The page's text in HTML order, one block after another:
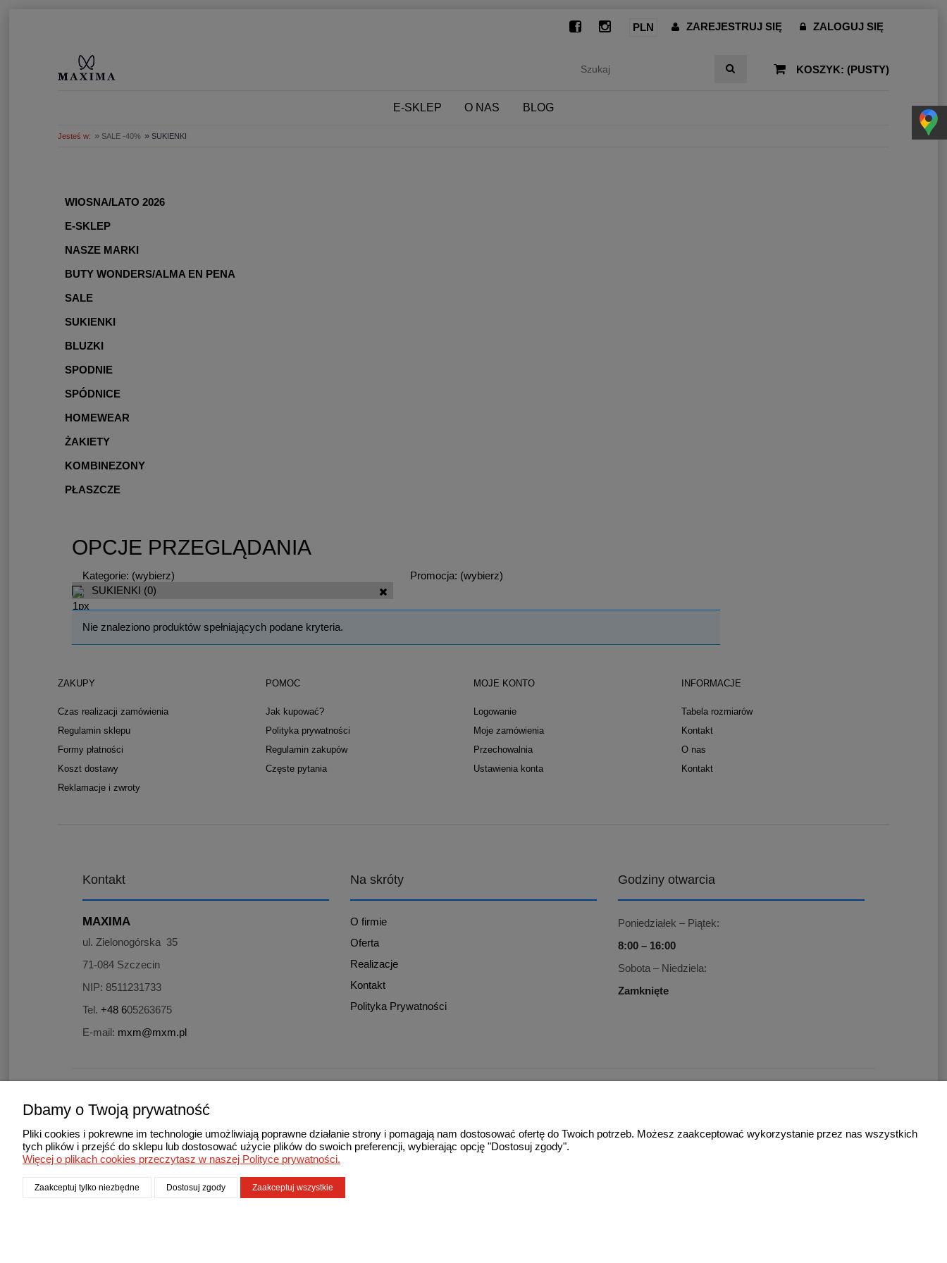
ZAREJESTRUJ SIĘ ZALOGUJ SIĘ
KOSZYK: (PUSTY)
E-SKLEP O NAS BLOG
Jesteś w: » SALE -40% » SUKIENKI
WIOSNA/LATO 2026
E-SKLEP
NASZE MARKI
BUTY WONDERS/ALMA EN PENA
SALE
SUKIENKI
BLUZKI
SPODNIE
SPÓDNICE
HOMEWEAR
ŻAKIETY
KOMBINEZONY
PŁASZCZE
OPCJE PRZEGLĄDANIA
Kategorie: (wybierz)
SUKIENKI (0)
Promocja: (wybierz)
Nie znaleziono produktów spełniających podane kryteria.
ZAKUPY
Czas realizacji zamówienia
Regulamin sklepu
Formy płatności
Koszt dostawy
Reklamacje i zwroty
POMOC
Jak kupować?
Polityka prywatności
Regulamin zakupów
Częste pytania
MOJE KONTO
Logowanie
Moje zamówienia
Przechowalnia
Ustawienia konta
INFORMACJE
Tabela rozmiarów
Kontakt
O nas
Kontakt
Kontakt
MAXIMA
ul. Zielonogórska 35
71-084 Szczecin
NIP: 8511231733
Tel. +48 605263675
E-mail: mxm@mxm.pl
Na skróty
O firmie
Oferta
Realizacje
Kontakt
Polityka Prywatności
Godziny otwarcia
Poniedziałek – Piątek:
8:00 – 16:00
Sobota – Niedziela:
Zamknięte
Dbamy o Twoją prywatność
Pliki cookies i pokrewne im technologie umożliwiają poprawne działanie strony i pomagają nam dostosować ofertę do Twoich potrzeb. Możesz zaakceptować wykorzystanie przez nas wszystkich
tych plików i przejść do sklepu lub dostosować użycie plików do swoich preferencji, wybierając opcję "Dostosuj zgody".
Więcej o plikach cookies przeczytasz w naszej Polityce prywatności.
Zaakceptuj tylko niezbędne Dostosuj zgody Zaakceptuj wszystkie